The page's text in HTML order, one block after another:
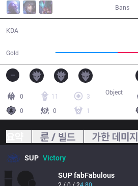
Bans
KDA
Gold
0 11
3
0
0 1
Object
룬 / 빌드 가한 데미지
SUP Victory
SUPfabFabulous